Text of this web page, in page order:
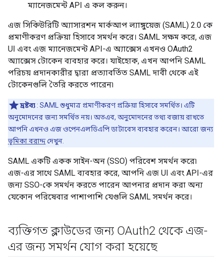
ম্যানেজমেন্ট API এ কল করুন।
এজ সিকিউরিটি অ্যাসারশন মার্কআপ ল্যাঙ্গুয়েজ (SAML) 2.0 কে
প্রমাণীকরণ প্রক্রিয়া হিসাবে সমর্থন করে। SAML সক্ষম করে, এজ
UI এবং এজ ম্যানেজমেন্ট API-এ অ্যাক্সেস এখনও OAuth2
অ্যাক্সেস টোকেন ব্যবহার করে। যাইহোক, এখন আপনি SAML
পরিচয় প্রদানকারীর দ্বারা প্রত্যাবর্তিত SAML দাবী থেকে এই
টোকেনগুলি তৈরি করতে পারেন৷
দ্রষ্টব্য : SAML শুধুমাত্র প্রমাণীকরণ প্রক্রিয়া হিসাবে সমর্থিত। এটি
অনুমোদনের জন্য সমর্থিত নয়। অতএব, অনুমোদনের তথ্য বজায় রাখতে
আপনি এখনও এজ ওপেনএলডিএপি ডাটাবেস ব্যবহার করেন। আরো জন্য
ভূমিকা বরাদ্দদেখুন.
SAML একটি একক সাইন-অন (SSO) পরিবেশ সমর্থন করে৷
এজ-এর সাথে SAML ব্যবহার করে, আপনি এজ UI এবং API-এর
জন্য SSO-কে সমর্থন করতে পারেন আপনার প্রদান করা অন্য
যেকোন পরিষেবার পাশাপাশি যেগুলি SAML সমর্থন করে।
ব্যক্তিগত ক্লাউডের জন্য OAuth2 থেকে এজ-
এর জন্য সমর্থন যোগ করা হয়েছে